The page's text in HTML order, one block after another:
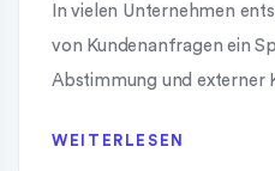
In vielen Unternehmen
von Kundenanfragen ein
Abstimmung und externer
WEITERLESEN